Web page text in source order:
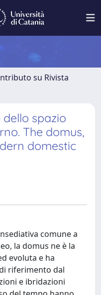
su Rivista
spazio
The domus,
domestic
comune a
la domus ne è la
evoluta e ha
riferimento dal
e ibridazioni